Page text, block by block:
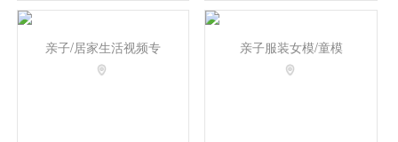
亲子/居家生活视频专 亲子服装女模/童模